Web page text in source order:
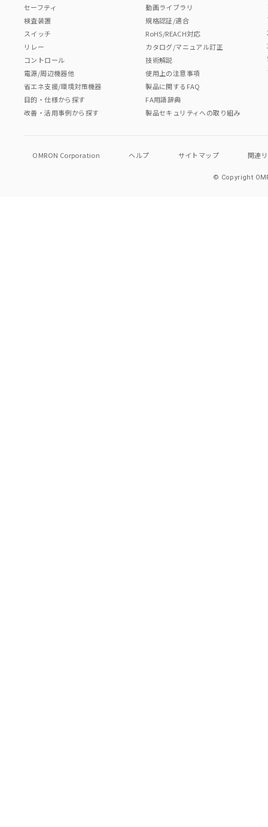
セーフティ
検査装置
スイッチ
リレー
コントロール
電源/周辺機器他
省エネ支援/環境対策機器
目的・仕様から探す
改善・活用事例から探す
動画ライブラリ
規格認証/適合
RoHS/REACH対応
カタログ/マニュアル訂正
技術解説
使用上の注意事項
製品に関するFAQ
FA用語辞典
製品セキュリティへの取り組み
OMRON Corporation ヘルプ サイトマップ 関連
© Copyright